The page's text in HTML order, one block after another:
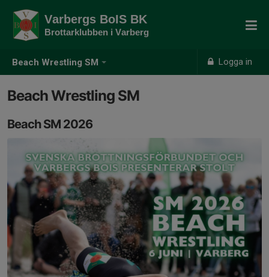
Beach Wrestling SM Logga in
Varbergs BoIS BK
Brottarklubben i Varberg
Beach Wrestling SM
Beach SM 2026